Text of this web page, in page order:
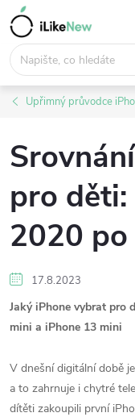
Přejít
na
obsah
Upřimný průvodce
pro děti:
2020
17.8.2023
Jaký iPhone vybrat pro
mini a iPhone 13 mini
V dnešní digitální době
a to zahrnuje i chytré
dítěti zakoupili první